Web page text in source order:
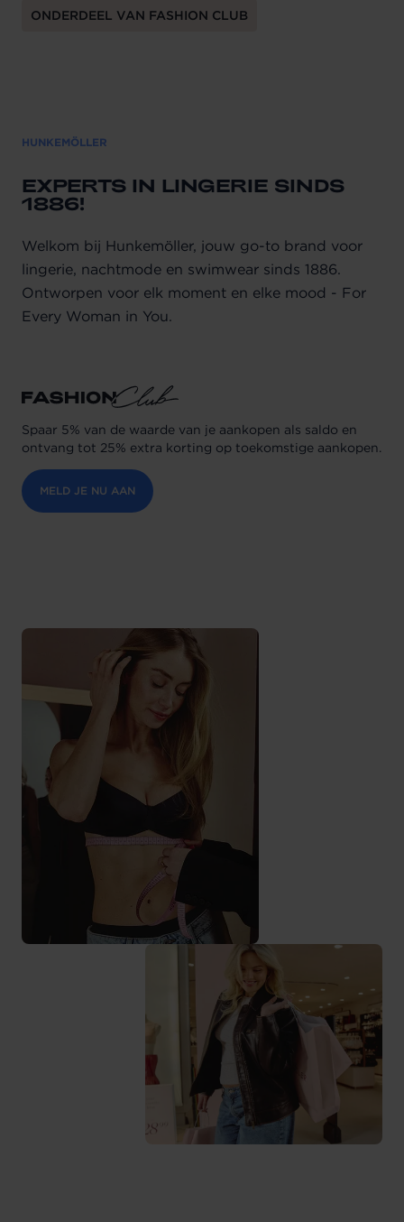
ONDERDEEL VAN FASHION CLUB
HUNKEMÖLLER
EXPERTS IN LINGERIE SINDS
1886!
Welkom bij Hunkemöller, jouw go-to brand voor
lingerie, nachtmode en swimwear sinds 1886.
Ontworpen voor elk moment en elke mood - For
Every Woman in You.
Spaar 5% van de waarde van je aankopen als saldo en
ontvang tot 25% extra korting op toekomstige aankopen.
MELD JE NU AAN